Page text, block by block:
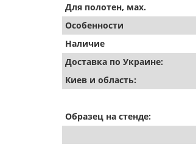
Для полотен, мах.
Особенности
Наличие
Доставка по Украине:
Киев и область:
Образец на стенде: